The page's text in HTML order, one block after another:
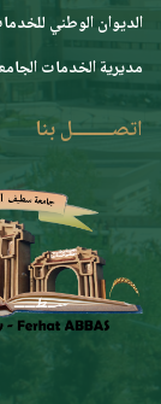
ﺍﻟﺪﻳﻮﺍﻥ ﺍﻟﻮﻃﻨﻲ
مديرية الخدمات
اتصــــــــل بنا